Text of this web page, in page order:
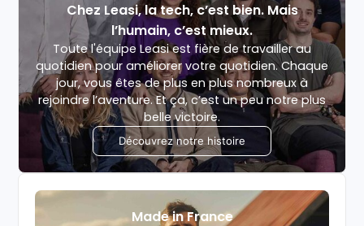
Chez Leasi, la tech, c’est bien. Mais
l’humain, c’est mieux.
Toute l'équipe Leasi est fière de travailler au
quotidien pour améliorer votre quotidien. Chaque
jour, vous êtes de plus en plus nombreux à
rejoindre l’aventure. Et ça, c’est un peu notre plus
belle victoire.
Découvrez notre histoire
Made in France